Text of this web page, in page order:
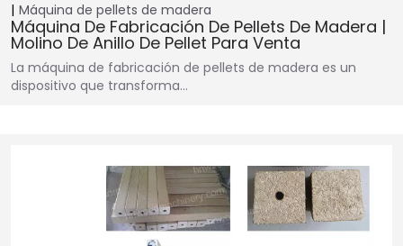
Máquina de pellets de madera
Máquina De Fabricación De Pellets De Madera |
Molino De Anillo De Pellet Para Venta
La máquina de fabricación de pellets de madera es un
dispositivo que transforma…